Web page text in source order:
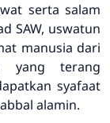
serta salam
SAW, uswatun
manusia dari
yang terang
syafaat
alamin.